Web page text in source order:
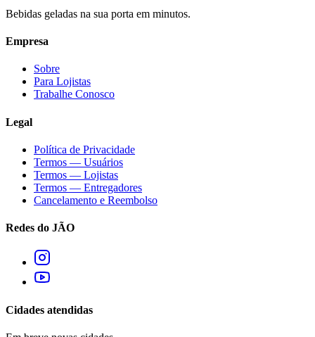
Bebidas geladas na sua porta em minutos.
Empresa
Sobre
Para Lojistas
Trabalhe Conosco
Legal
Política de Privacidade
Termos — Usuários
Termos — Lojistas
Termos — Entregadores
Cancelamento e Reembolso
Redes do JÃO
Cidades atendidas